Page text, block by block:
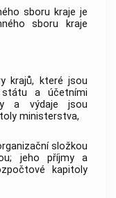
sboru kraje je
sboru kraje
krajů, které jsou
státu a účetními
a výdaje jsou
ministerstva,
složkou
jeho příjmy a
kapitoly